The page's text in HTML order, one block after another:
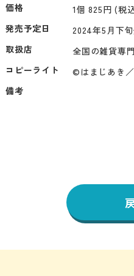
価格
1個 825円 (税
発売予定日
2024年5月下
取扱店
全国の雑貨専
コピーライト
©はまじあき
備考